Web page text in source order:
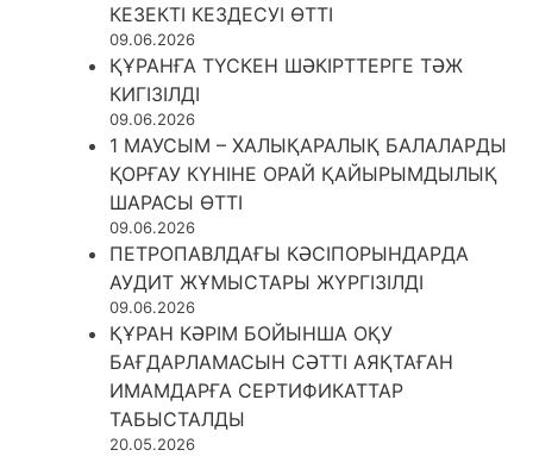
КЕЗЕКТІ КЕЗДЕСУІ ӨТТІ
09.06.2026
ҚҰРАНҒА ТҮСКЕН ШӘКІРТТЕРГЕ ТӘЖ
КИГІЗІЛДІ
09.06.2026
1 МАУСЫМ – ХАЛЫҚАРАЛЫҚ БАЛАЛАРДЫ
ҚОРҒАУ КҮНІНЕ ОРАЙ ҚАЙЫРЫМДЫЛЫҚ
ШАРАСЫ ӨТТІ
09.06.2026
ПЕТРОПАВЛДАҒЫ КӘСІПОРЫНДАРДА
АУДИТ ЖҰМЫСТАРЫ ЖҮРГІЗІЛДІ
09.06.2026
ҚҰРАН КӘРІМ БОЙЫНША ОҚУ
БАҒДАРЛАМАСЫН СӘТТІ АЯҚТАҒАН
ИМАМДАРҒА СЕРТИФИКАТТАР
ТАБЫСТАЛДЫ
20.05.2026